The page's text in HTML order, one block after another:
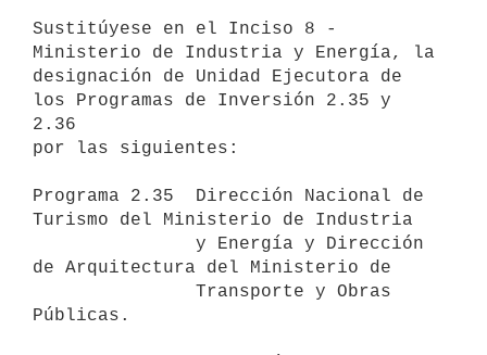
Sustitúyese en el Inciso 8 -
Ministerio de Industria y Energía, la
designación de Unidad Ejecutora de
los Programas de Inversión 2.35 y
2.36
por las siguientes:
Programa 2.35  Dirección Nacional de
Turismo del Ministerio de Industria
de Arquitectura del Ministerio de
Públicas.